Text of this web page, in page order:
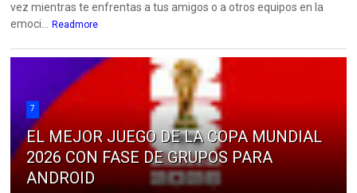
vez mientras te enfrentas a tus amigos o a otros equipos en la
emoci... Readmore
7
EL MEJOR JUEGO DE LA COPA MUNDIAL
2026 CON FASE DE GRUPOS PARA
ANDROID